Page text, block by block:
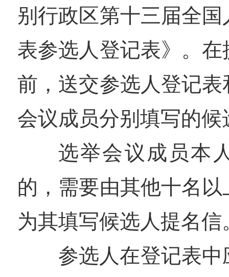
别行政区第十三届全
表参选人登记表》。
前，送交参选人登记
会议成员分别填写的
选举会议成员本
的，需要由其他十名
为其填写候选人提名信
参选人在登记表